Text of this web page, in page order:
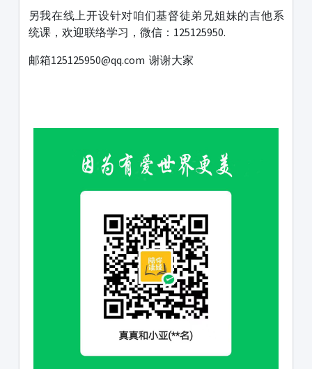
另我在线上开设针对咱们基督徒弟兄姐妹的吉他系
统课，欢迎联络学习，微信：125125950.
邮箱125125950@qq.com 谢谢大家